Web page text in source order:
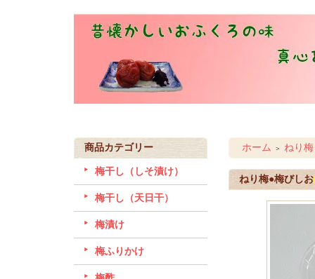
商品カテゴリー
梅干し（しそ漬け）
梅干し（天日干）
梅漬け
梅ふりかけ
ホーム ＞ ねり梅
ねり梅●梅びしお